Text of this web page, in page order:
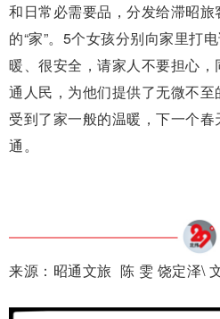
和日常必需要品，分发给滞昭
的“家”。5个女孩分别向家里打
暖、很安全，请家人不要担心
通人民，为他们提供了无微不
受到了家一般的温暖，下一个
通。
来源：昭通文旅 陈 雯 饶定泽\